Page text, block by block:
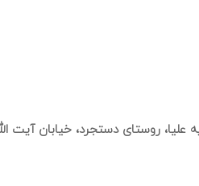
دهستان جرقویه علیا، روستای دستجرد، خیابان آیت